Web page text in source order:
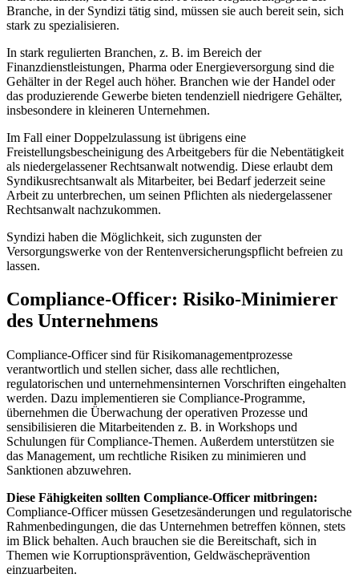
Branche, in der Syndizi tätig sind, müssen sie auch bereit sein, sich
stark zu spezialisieren.
In stark regulierten Branchen, z. B. im Bereich der
Finanzdienstleistungen, Pharma oder Energieversorgung sind die
Gehälter in der Regel auch höher. Branchen wie der Handel oder
das produzierende Gewerbe bieten tendenziell niedrigere Gehälter,
insbesondere in kleineren Unternehmen.
Im Fall einer Doppelzulassung ist übrigens eine
Freistellungsbescheinigung des Arbeitgebers für die Nebentätigkeit
als niedergelassener Rechtsanwalt notwendig. Diese erlaubt dem
Syndikusrechtsanwalt als Mitarbeiter, bei Bedarf jederzeit seine
Arbeit zu unterbrechen, um seinen Pflichten als niedergelassener
Rechtsanwalt nachzukommen.
Syndizi haben die Möglichkeit, sich zugunsten der
Versorgungswerke von der Rentenversicherungspflicht befreien zu
lassen.
Compliance-Officer: Risiko-Minimierer
des Unternehmens
Compliance-Officer sind für Risikomanagementprozesse
verantwortlich und stellen sicher, dass alle rechtlichen,
regulatorischen und unternehmensinternen Vorschriften eingehalten
werden. Dazu implementieren sie Compliance-Programme,
übernehmen die Überwachung der operativen Prozesse und
sensibilisieren die Mitarbeitenden z. B. in Workshops und
Schulungen für Compliance-Themen. Außerdem unterstützen sie
das Management, um rechtliche Risiken zu minimieren und
Sanktionen abzuwehren.
Diese Fähigkeiten sollten Compliance-Officer mitbringen:
Compliance-Officer müssen Gesetzesänderungen und regulatorische
Rahmenbedingungen, die das Unternehmen betreffen können, stets
im Blick behalten. Auch brauchen sie die Bereitschaft, sich in
Themen wie Korruptionsprävention, Geldwäscheprävention
einzuarbeiten.